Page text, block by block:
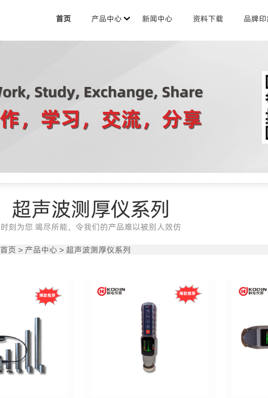
首页 产品中心 新闻中心 资料下载 品牌
超声波测厚仪系列
时刻为您 竭尽所能，令我们的产品难以被别人效仿
首页 > 产品中心 > 超声波测厚仪系列